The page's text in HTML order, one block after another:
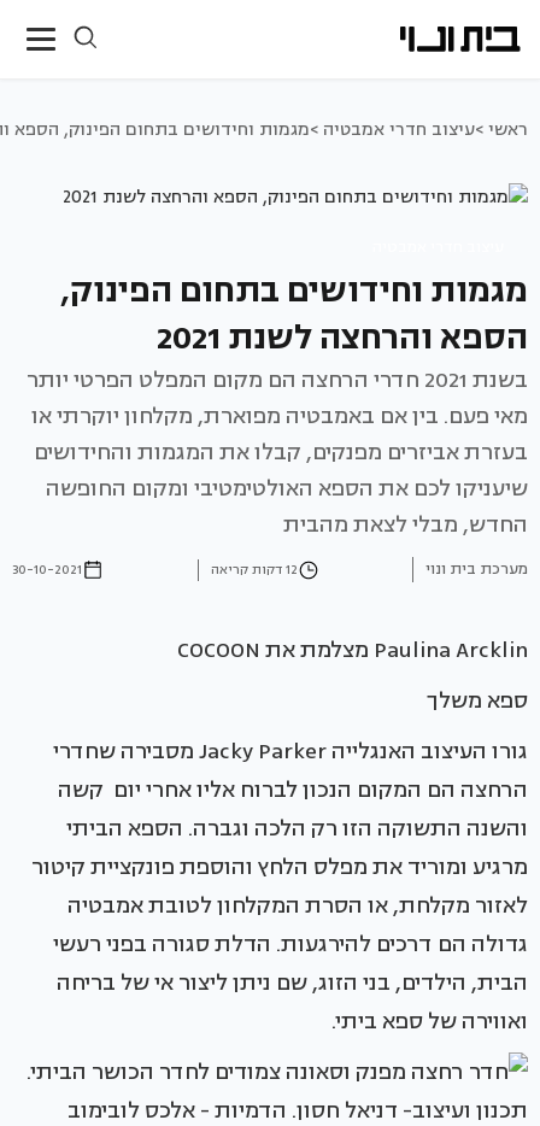
ראשי >עיצוב חדרי אמבטיה >מגמות וחידושים בתחום הפינוק, הספא
מגמות וחידושים בתחום הפינוק,
הספא והרחצה לשנת 2021
בשנת 2021 חדרי הרחצה הם מקום המפלט הפרטי יותר
מאי פעם. בין אם באמבטיה מפוארת, מקלחון יוקרתי או
בעזרת אביזרים מפנקים, קבלו את המגמות והחידושים
שיעניקו לכם את הספא האולטימטיבי ומקום החופשה
החדש, מבלי לצאת מהבית
מערכת בית ונוי 12 דקות קריאה 30-10-2021
Paulina Arcklin מצלמת את COCOON
ספא משלך
גורו העיצוב האנגלייה Jacky Parker מסבירה שחדרי
הרחצה הם המקום הנכון לברוח אליו אחרי יום קשה
והשנה התשוקה הזו רק הלכה וגברה. הספא הביתי
מרגיע ומוריד את מפלס הלחץ והוספת פונקציית קיטור
לאזור מקלחת, או הסרת המקלחון לטובת אמבטיה
גדולה הם דרכים להירגעות. הדלת סגורה בפני רעשי
הבית, הילדים, בני הזוג, שם ניתן ליצור אי של בריחה
ואווירה של ספא ביתי.